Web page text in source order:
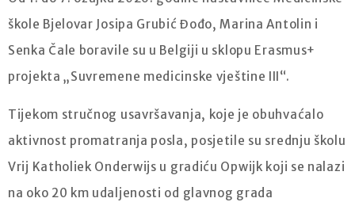
škole Bjelovar Josipa Grubić Đođo, Marina Antolin i
Senka Čale boravile su u Belgiji u sklopu Erasmus+
projekta „Suvremene medicinske vještine III“.
Tijekom stručnog usavršavanja, koje je obuhvaćalo
aktivnost promatranja posla, posjetile su srednju školu
Vrij Katholiek Onderwijs u gradiću Opwijk koji se nalazi
na oko 20 km udaljenosti od glavnog grada